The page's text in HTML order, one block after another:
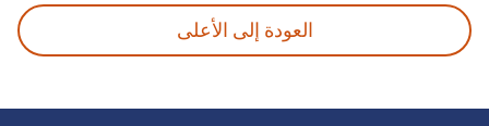
العودة إلى الأعلى